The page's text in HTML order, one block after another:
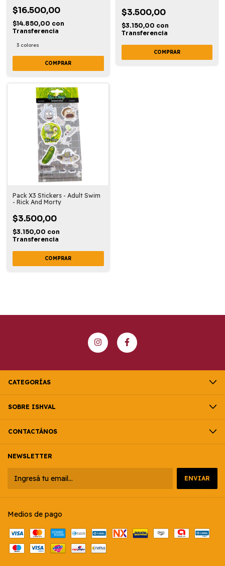
$16.500,00
$14.850,00 con
Transferencia
3 colores
COMPRAR
$3.500,00
$3.150,00 con
Transferencia
Pack X3 Stickers - Adult Swim
- Rick And Morty
$3.500,00
$3.150,00 con
Transferencia
CATEGORÍAS
SOBRE ISHVAL
CONTACTÁNOS
NEWSLETTER
Medios de pago